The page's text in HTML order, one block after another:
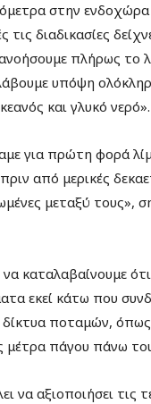
στην
διαδικασίες
πλήρως το
υπόψη
και γλυκό νερό».
για πρώτη φορά
από μερικές
μεταξύ τους»,
καταλαβαίνουμε
εκεί κάτω που
δίκτυα ποταμών,
μέτρα πάγου πάνω
να αξιοποιήσει τις